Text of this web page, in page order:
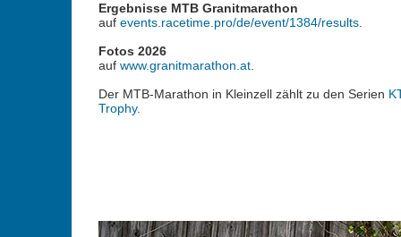
Ergebnisse MTB Granitmarathon
auf events.racetime.pro/de/event/1384/results.
Fotos 2026
auf www.granitmarathon.at.
Der MTB-Marathon in Kleinzell zählt zu den Serien
Trophy.